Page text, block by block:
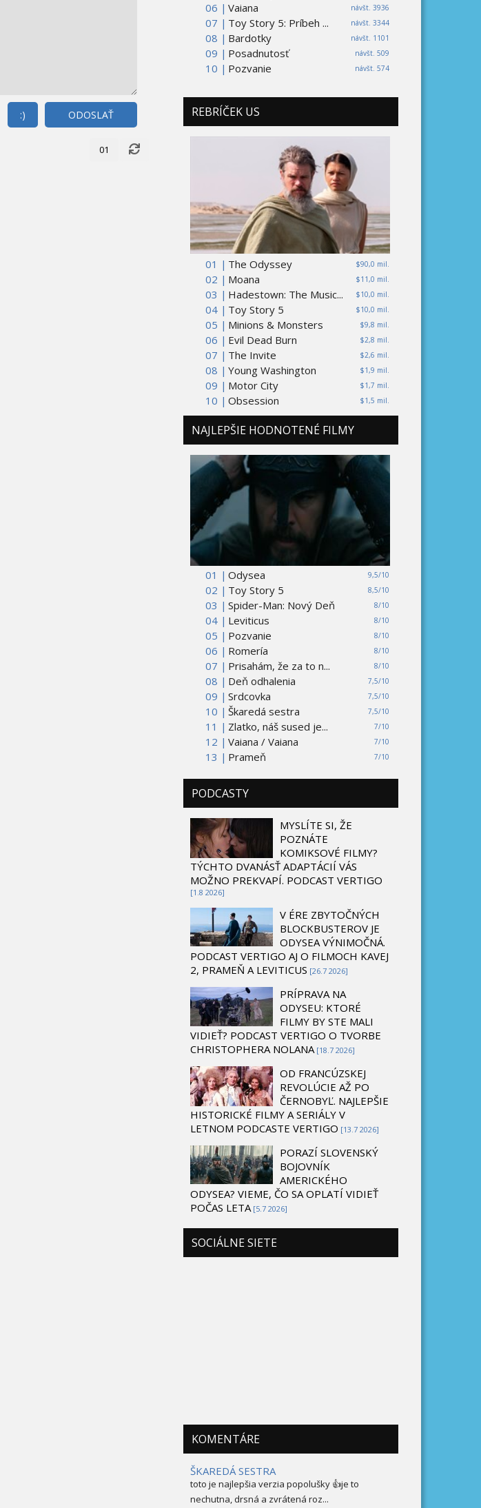
ODOSLAŤ
:)
01
06 |
návšt. 3936
Vaiana
07 |
návšt. 3344
Toy Story 5: Príbeh ...
08 |
návšt. 1101
Bardotky
09 |
návšt. 509
Posadnutosť
10 |
návšt. 574
Pozvanie
REBRÍČEK US
01 | $90,0 mil.
The Odyssey
02 |
$11,0 mil.
Moana
03 |
$10,0 mil.
Hadestown: The Music...
04 |
$10,0 mil.
Toy Story 5
05 |
$9,8 mil.
Minions & Monsters
06 |
$2,8 mil.
Evil Dead Burn
07 |
$2,6 mil.
The Invite
08 |
$1,9 mil.
Young Washington
09 |
$1,7 mil.
Motor City
10 |
$1,5 mil.
Obsession
NAJLEPŠIE HODNOTENÉ FILMY
01 | 9,5/10
Odysea
02 |
8,5/10
Toy Story 5
03 |
8/10
Spider-Man: Nový Deň
04 |
8/10
Leviticus
05 |
8/10
Pozvanie
06 |
8/10
Romería
07 |
8/10
Prisahám, že za to n...
08 |
7,5/10
Deň odhalenia
09 |
7,5/10
Srdcovka
10 |
7,5/10
Škaredá sestra
11 |
7/10
Zlatko, náš sused je...
12 |
7/10
Vaiana / Vaiana
13 |
7/10
Prameň
PODCASTY
MYSLÍTE SI, ŽE
POZNÁTE
KOMIKSOVÉ FILMY?
TÝCHTO DVANÁSŤ ADAPTÁCIÍ VÁS
MOŽNO PREKVAPÍ. PODCAST VERTIGO
[1.8 2026]
V ÉRE ZBYTOČNÝCH
BLOCKBUSTEROV JE
ODYSEA VÝNIMOČNÁ.
PODCAST VERTIGO AJ O FILMOCH KAVEJ
2, PRAMEŇ A LEVITICUS [26.7 2026]
PRÍPRAVA NA
ODYSEU: KTORÉ
FILMY BY STE MALI
VIDIEŤ? PODCAST VERTIGO O TVORBE
CHRISTOPHERA NOLANA [18.7 2026]
OD FRANCÚZSKEJ
REVOLÚCIE AŽ PO
ČERNOBYĽ. NAJLEPŠIE
HISTORICKÉ FILMY A SERIÁLY V
LETNOM PODCASTE VERTIGO [13.7 2026]
PORAZÍ SLOVENSKÝ
BOJOVNÍK
AMERICKÉHO
ODYSEA? VIEME, ČO SA OPLATÍ VIDIEŤ
POČAS LETA [5.7 2026]
SOCIÁLNE SIETE
KOMENTÁRE
ŠKAREDÁ SESTRA
toto je najlepšia verzia popolušky 👍je to
nechutna, drsná a zvrátená roz...